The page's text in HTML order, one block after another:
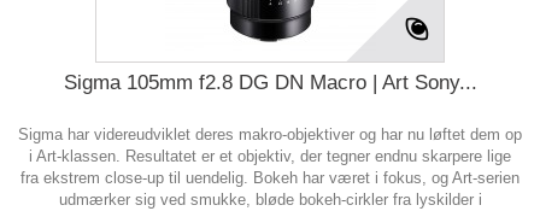
Sigma 105mm f2.8 DG DN Macro | Art Sony...
Sigma har videreudviklet deres makro-objektiver og har nu løftet dem op
i Art-klassen. Resultatet er et objektiv, der tegner endnu skarpere lige
fra ekstrem close-up til uendelig. Bokeh har været i fokus, og Art-serien
udmærker sig ved smukke, bløde bokeh-cirkler fra lyskilder i